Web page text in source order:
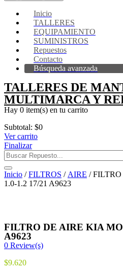
Inicio
TALLERES
EQUIPAMIENTO
SUMINISTROS
Repuestos
Contacto
Búsqueda avanzada
TALLERES DE
MULTIMARCA Y
Hay 0 item(s) en tu carrito
Subtotal: $0
Ver carrito
Finalizar
Inicio /FILTROS / AIRE /
1.0-1.2 17/21 A9623
FILTRO DE AIRE KIA
A9623
0 Review(s)
$9.620